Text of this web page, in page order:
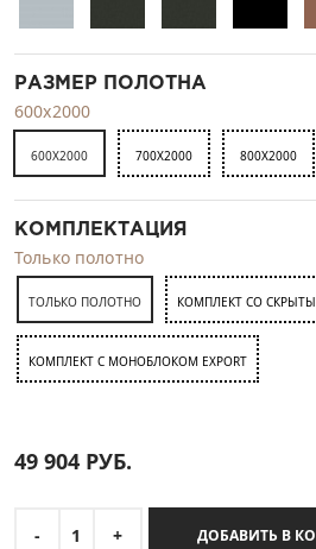
РАЗМЕР ПОЛОТНА
600x2000
600X2000 700X2000 800X2000
КОМПЛЕКТАЦИЯ
Только полотно
ТОЛЬКО ПОЛОТНО КОМПЛЕКТ СО
КОМПЛЕКТ C МОНОБЛОКОМ EXPORT
49 904 РУБ.
- 1 + ДОБАВИТЬ В